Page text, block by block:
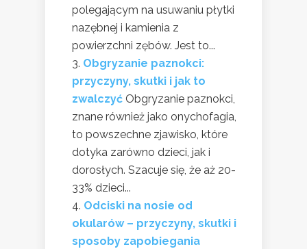
polegającym na usuwaniu płytki
nazębnej i kamienia z
powierzchni zębów. Jest to...
Obgryzanie paznokci:
przyczyny, skutki i jak to
zwalczyć Obgryzanie paznokci,
znane również jako onychofagia,
to powszechne zjawisko, które
dotyka zarówno dzieci, jak i
dorosłych. Szacuje się, że aż 20-
33% dzieci...
Odciski na nosie od
okularów – przyczyny, skutki i
sposoby zapobiegania